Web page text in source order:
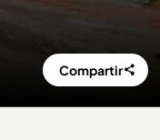
Compartir